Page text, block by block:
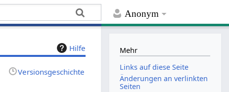
Anonym
Hilfe
Versionsgeschichte
Mehr
Links auf diese Seite
Änderungen an verlinkten
Seiten